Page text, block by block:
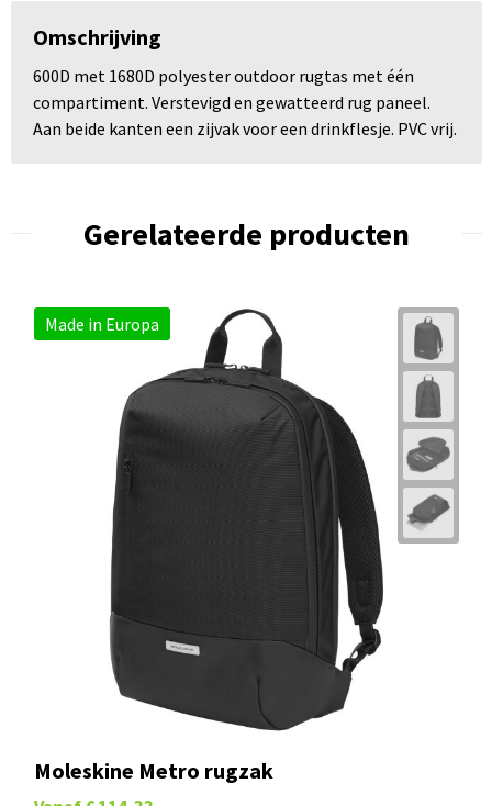
Omschrijving
600D met 1680D polyester outdoor rugtas met één
compartiment. Verstevigd en gewatteerd rug paneel.
Aan beide kanten een zijvak voor een drinkflesje. PVC vrij.
Gerelateerde producten
Made in Europa
Moleskine Metro rugzak